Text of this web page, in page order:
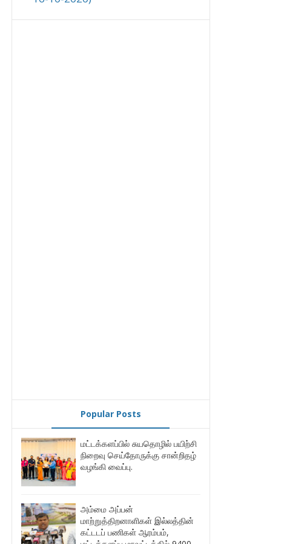
Popular Posts
மட்டக்களப்பில் சுயதொழில் பயிற்சி
நிறைவு செய்தோருக்கு சான்றிதழ்
வழங்கி வைப்பு.
அம்மை அப்பன்
மாற்றுத்திறனாளிகள் இல்லத்தின்
கட்டடப் பணிகள் ஆரம்பம்,